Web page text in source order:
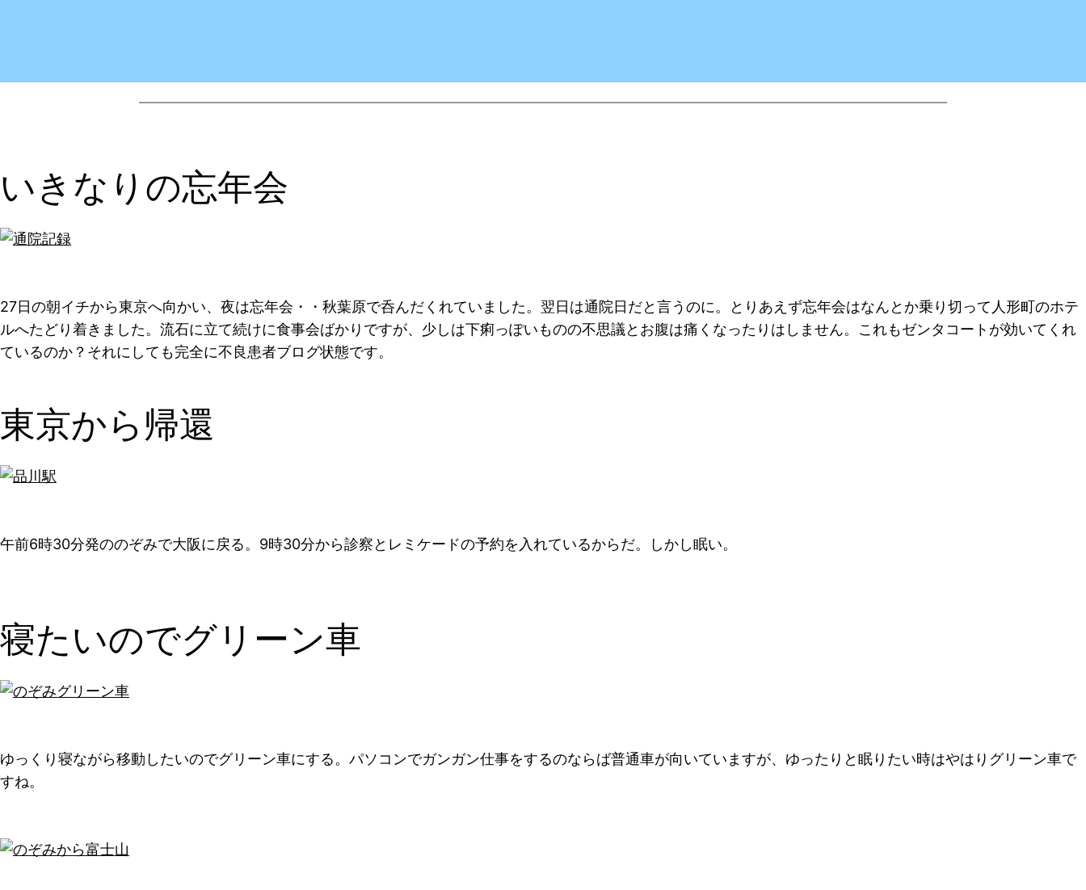
いきなりの忘年会
27日の朝イチから東京へ向かい、夜は忘年会・・秋葉原で呑んだくれていました。翌日は通院日だと言うのに。とりあえず忘年会はなんとか乗り切って人形町のホテ
ルへたどり着きました。流石に立て続けに食事会ばかりですが、少しは下痢っぽいものの不思議とお腹は痛くなったりはしません。これもゼンタコートが効いてくれ
ているのか？それにしても完全に不良患者ブログ状態です。
東京から帰還
午前6時30分発ののぞみで大阪に戻る。9時30分から診察とレミケードの予約を入れているからだ。しかし眠い。
寝たいのでグリーン車
ゆっくり寝ながら移動したいのでグリーン車にする。パソコンでガンガン仕事をするのならば普通車が向いていますが、ゆったりと眠りたい時はやはりグリーン車で
すね。